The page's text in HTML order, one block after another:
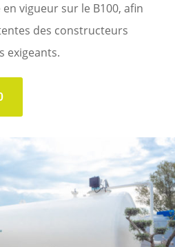
vigueur sur le B100, afin
des constructeurs
exigeants.